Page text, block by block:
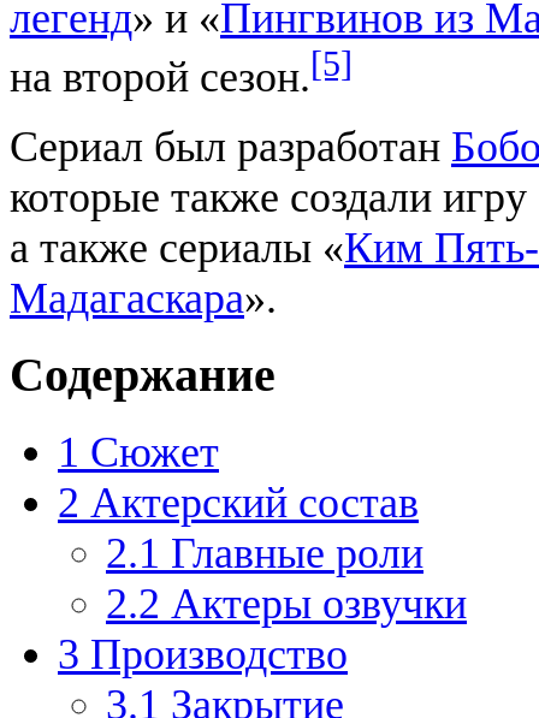
легенд» и «Пингвинов из
на второй сезон.[5]
Сериал был разработан
которые также создали игру
а также сериалы «Ким
Мадагаскара».
Содержание
1 Сюжет
2 Актерский состав
2.1 Главные роли
2.2 Актеры озвучки
3 Производство
3.1 Закрытие